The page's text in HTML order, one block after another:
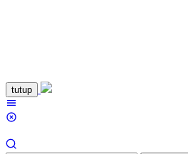
Loncat
ke
konten
tutup